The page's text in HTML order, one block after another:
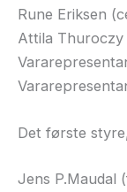
Rune Eriksen
Attila Thuroczy
Det første
Jens P.Maudal